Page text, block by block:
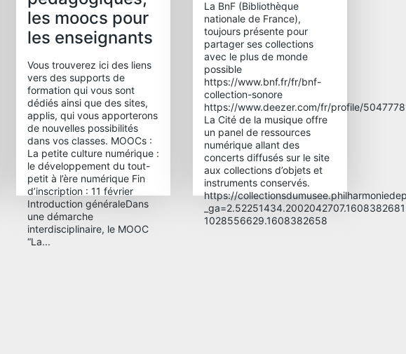
les moocs pour
les enseignants
Vous trouverez ici des liens
vers des supports de
formation qui vous sont
dédiés ainsi que des sites,
applis, qui vous apporterons
de nouvelles possibilités
dans vos classes. MOOCs :
La petite culture numérique :
le développement du tout-
petit à l’ère numérique Fin
d’inscription : 11 février
Introduction généraleDans
une démarche
interdisciplinaire, le MOOC
“La...
La BnF (Bibliothèque
nationale de France),
toujours présente pour
partager ses collections
avec le plus de monde
possible
https://www.bnf.fr/fr/bnf-
collection-sonore
https://www.deezer.com/fr/profile/
La Cité de la musique offre
un panel de ressources
numérique allant des
concerts diffusés sur le site
aux collections d’objets et
instruments conservés.
https://
1028556629.1608382658